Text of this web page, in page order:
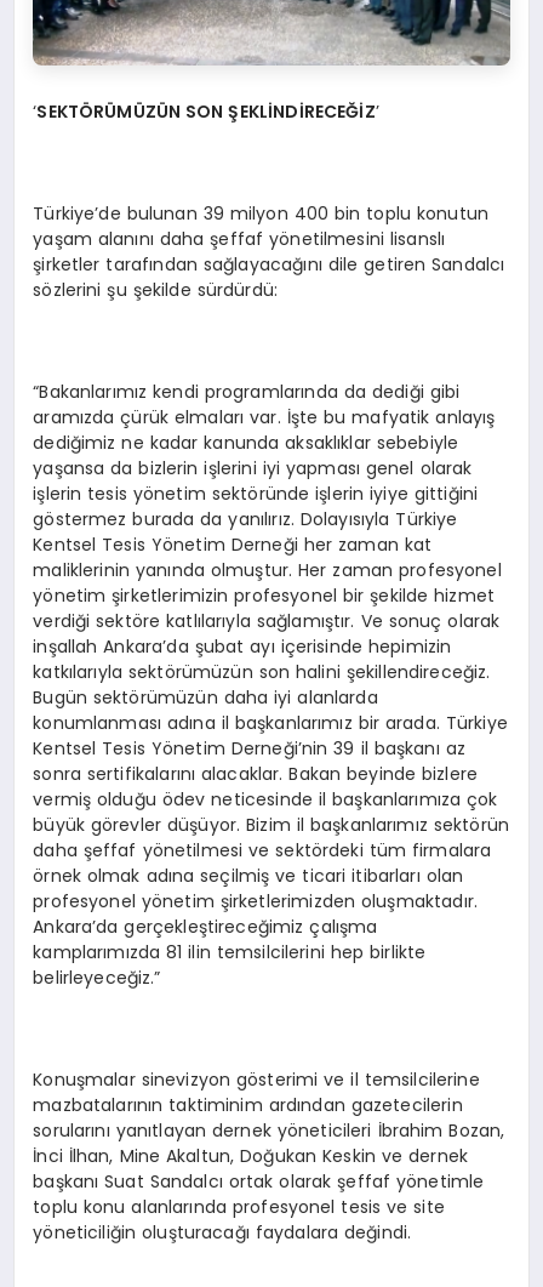
‘SEKTÖRÜMÜZÜN SONŞEKLİNDİRECEĞİZ’
Türkiye’de bulunan 39 milyon 400 bin toplu konutun
yaşam alanını daha şeffaf yönetilmesini lisanslı
şirketler tarafından sağlayacağını dile getiren Sandalcı
sözlerini şu şekilde sürdürdü:
“Bakanlarımız kendi programlarında da dediği gibi
aramızda çürük elmaları var. İşte bu mafyatik anlayış
dediğimiz ne kadar kanunda aksaklıklar sebebiyle
yaşansa da bizlerin işlerini iyi yapması genel olarak
işlerin tesis yönetim sektöründe işlerin iyiye gittiğini
göstermez burada da yanılırız. Dolayısıyla Türkiye
Kentsel Tesis Yönetim Derneği her zaman kat
maliklerinin yanında olmuştur. Her zaman profesyonel
yönetim şirketlerimizin profesyonel bir şekilde hizmet
verdiği sektöre katlılarıyla sağlamıştır. Ve sonuç olarak
inşallah Ankara’da şubat ayı içerisinde hepimizin
katkılarıyla sektörümüzün son halini şekillendireceğiz.
Bugün sektörümüzün daha iyi alanlarda
konumlanması adına il başkanlarımız bir arada. Türkiye
Kentsel Tesis Yönetim Derneği’nin 39 il başkanı az
sonra sertifikalarını alacaklar. Bakan beyinde bizlere
vermiş olduğu ödev neticesinde il başkanlarımıza çok
büyük görevler düşüyor. Bizim il başkanlarımız sektörün
daha şeffaf yönetilmesi ve sektördeki tüm firmalara
örnek olmak adına seçilmiş ve ticari itibarları olan
profesyonel yönetim şirketlerimizden oluşmaktadır.
Ankara’da gerçekleştireceğimiz çalışma
kamplarımızda 81 ilin temsilcilerini hep birlikte
belirleyeceğiz.”
Konuşmalar sinevizyon gösterimi ve il temsilcilerine
mazbatalarının taktiminim ardından gazetecilerin
sorularını yanıtlayan dernek yöneticileri İbrahim Bozan,
İnci İlhan, Mine Akaltun, Doğukan Keskin ve dernek
başkanı Suat Sandalcı ortak olarak şeffaf yönetimle
toplu konu alanlarında profesyonel tesis ve site
yöneticiliğin oluşturacağı faydalara değindi.